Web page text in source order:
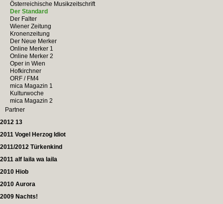
Österreichische Musikzeitschrift
Der Standard
Der Falter
Wiener Zeitung
Kronenzeitung
Der Neue Merker
Online Merker 1
Online Merker 2
Oper in Wien
Hofkirchner
ORF / FM4
mica Magazin 1
Kulturwoche
mica Magazin 2
Partner
2012 13
2011 Vogel Herzog Idiot
2011/2012 Türkenkind
2011 alf laila wa laila
2010 Hiob
2010 Aurora
2009 Nachts!